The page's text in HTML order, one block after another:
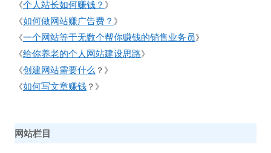
《个人站长如何赚钱？ 》
《如何做网站赚广告费？ 》
《一个网站等于无数个帮你赚钱的销售业务员》
《给你养老的个人网站建设思路》
《创建网站需要什么 ？》
《如何写文章赚钱 ？》
网站栏目